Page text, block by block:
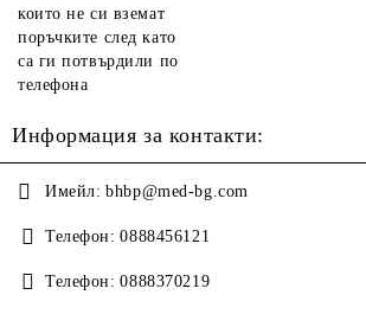
които не си вземат
поръчките след като
са ги потвърдили по
телефона
Информация за контакти:
Имейл: bhbp@med-bg.com
Телефон: 0888456121
Телефон: 0888370219